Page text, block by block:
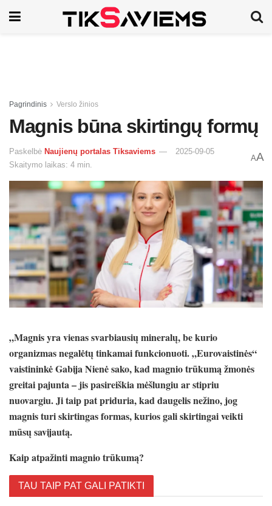
Pagrindinis Verslo žinios
Magnis būna skirtingų formų
Paskelbė Naujienų portalas Tiksaviems
2025-09-05
Skaitymo laikas: 4 min.
AA
„Magnis yra vienas svarbiausių mineralų, be kurio
organizmas negalėtų tinkamai funkcionuoti. „Eurovaistinės“
vaistininkė Gabija Nienė sako, kad magnio trūkumą žmonės
greitai pajunta – jis pasireiškia mėšlungiu ar stipriu
nuovargiu. Ji taip pat priduria, kad daugelis nežino, jog
magnis turi skirtingas formas, kurios gali skirtingai veikti
mūsų savijautą.
Kaip atpažinti magnio trūkumą?
TAU TAIP PAT GALI PATIKTI